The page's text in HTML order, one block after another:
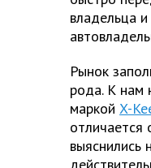
владельца
Рынок
рода. К нам
маркой X-
отличается
выяснились